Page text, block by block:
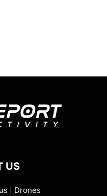
US
| Drones